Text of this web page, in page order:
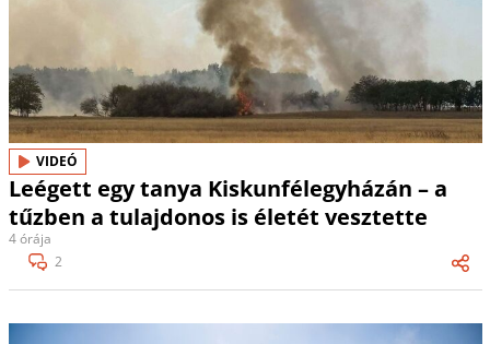
VIDEÓ
Leégett egy tanya Kiskunfélegyházán – a
tűzben a tulajdonos is életét vesztette
4 órája
2